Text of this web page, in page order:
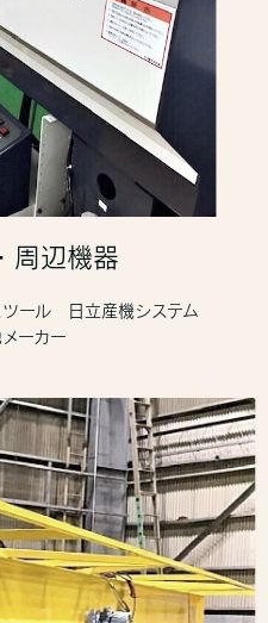
周辺機器
ール 日立産機システム
ーカー